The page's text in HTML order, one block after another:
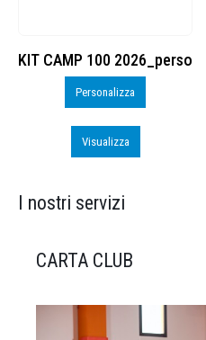
KIT CAMP 100 2026_perso
Personalizza
Visualizza
I nostri servizi
CARTA CLUB